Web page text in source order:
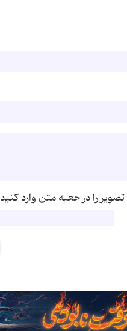
را در جعبه متن وارد کنید